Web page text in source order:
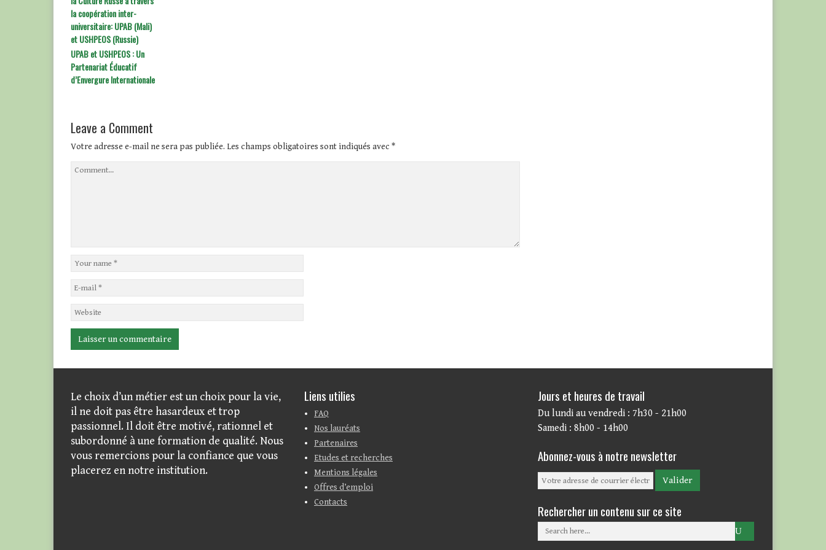
la coopération inter-
universitaire: UPAB (Mali)
et USHPEOS (Russie)
UPAB et USHPEOS : Un
Partenariat Éducatif
d’Envergure Internationale
Leave a Comment
Votre adresse e-mail ne sera pas publiée. Les champs obligatoires sont indiqués avec *
Le choix d’un métier est un choix pour la vie,
il ne doit pas être hasardeux et trop
passionnel. Il doit être motivé, rationnel et
subordonné à une formation de qualité. Nous
vous remercions pour la confiance que vous
placerez en notre institution.
Liens utilies
FAQ
Nos lauréats
Partenaires
Etudes et recherches
Mentions légales
Offres d’emploi
Contacts
Jours et heures de travail
Du lundi au vendredi : 7h30 - 21h00
Samedi : 8h00 - 14h00
Abonnez-vous à notre newsletter
Rechercher un contenu sur ce site